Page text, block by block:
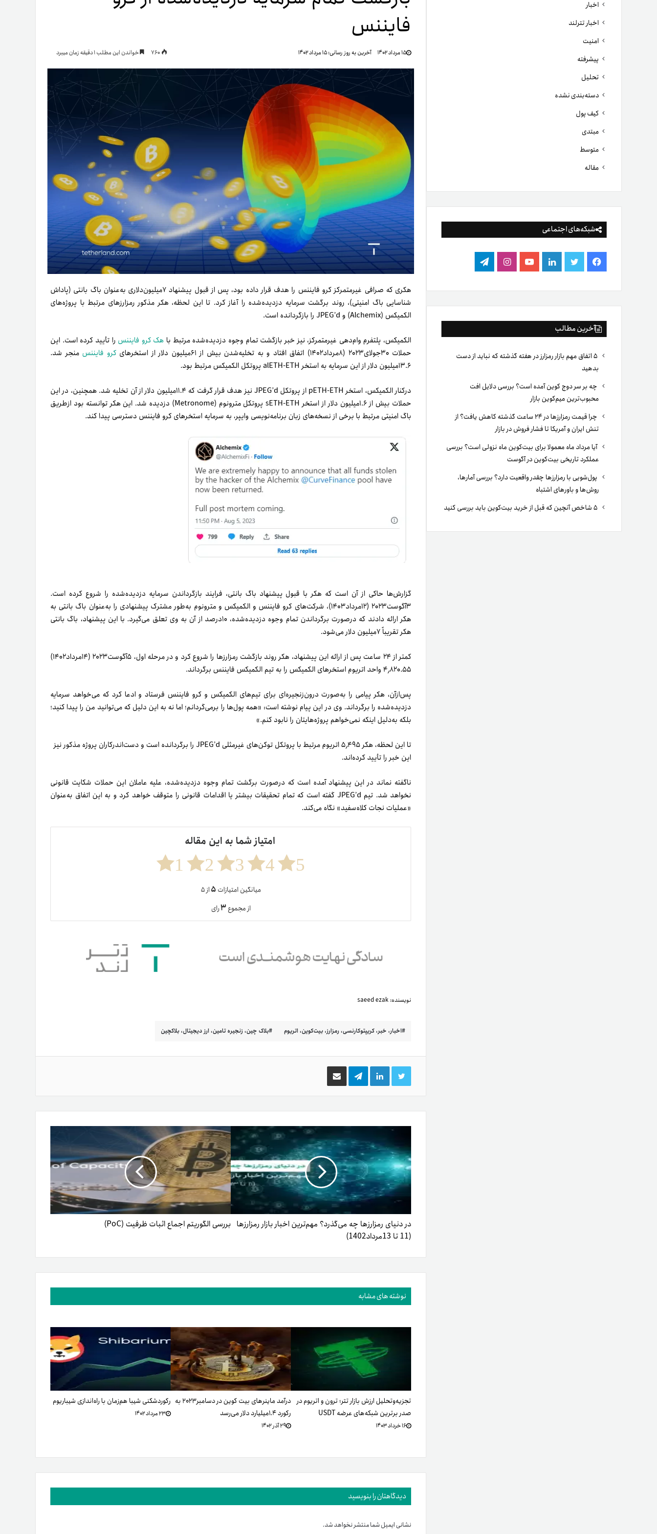
اخبار
اخبار تترلند
امنیت
پیشرفته
تحلیل
دسته‌بندی نشده
کیف پول
مبتدی
متوسط
مقاله
شبکه‌های اجتماعی
فیس
بوک
توییتر لینکدینیوتیوباینستاگرام
تلگرام
آخرین مطالب
۵ اتفاق مهم بازار رمزارز در هفته گذشته که نباید از دست
بدهید
چه بر سر دوج کوین آمده است؟ بررسی دلایل افت
محبوب‌ترین میم‌کوین بازار
چرا قیمت رمزارزها در ۲۴ ساعت گذشته کاهش یافت؟ از
تنش ایران و آمریکا تا فشار فروش در بازار
آیا مرداد ماه معمولا برای بیت‌کوین ماه نزولی است؟ بررسی
عملکرد تاریخی بیت‌کوین در آگوست
پول‌شویی با رمزارزها چقدر واقعیت دارد؟ بررسی آمارها،
روش‌ها و باورهای اشتباه
فایننس
۱۵ مرداد ۱۴۰۲ آخرین به روز رسانی:۱۵ مرداد ۱۴۰۲ خواندن این مطلب 1 دقیقه زمان میبرد
هکری که صرافی غیرمتمرکز کرو فایننس را هدف قرار داده بود، پس از قبول پیشنهاد ۷میلیون‌دلاری به‌عنوان باگ بانتی (پاداش
شناسایی باگ امنیتی)، روند برگشت سرمایه دزدیده‌شده را آغاز کرد. تا این لحظه، هکر مذکور رمزارزهای مرتبط با پروژه‌های
الکمیکس (Alchemix) و JPEG’d را بازگردانده است.
الکمیکس، پلتفرم وام‌دهی غیرمتمرکز، نیز خبر بازگشت تمام وجوه دزدیده‌شده مرتبط با هک کرو فایننس را تأیید کرده است. این
حملات ۳۰‌جولای۲۰۲۳ (۸‌مرداد۱۴۰۲) اتفاق افتاد و به تخلیه‌شدن بیش از ۶۱‌میلیون دلار از استخرهای
کرو فایننس منجر شد.
۱۳.۶میلیون دلار از این سرمایه به استخر alETH-ETH پروتکل الکمیکس مرتبط بود.
درکنار الکمیکس، استخر pETH-ETH از پروتکل JPEG’d نیز هدف قرار گرفت که ۱۱.۴‌میلیون دلار از آن تخلیه شد. همچنین، در این
حملات بیش از ۱.۶‌میلیون دلار از استخر sETH-ETH پروتکل مترونوم (Metronome) دزدیده شد. این هکر توانسته بود از‌طریق
باگ امنیتی مرتبط با برخی از نسخه‌های زبان برنامه‌نویسی وایپر، به سرمایه استخرهای کرو فایننس دسترسی پیدا کند.
گزارش‌ها حاکی از آن است که هکر با قبول پیشنهاد باگ بانتی، فرایند بازگرداندن سرمایه دزدیده‌شده را شروع کرده است.
۳‌آگوست۲۰۲۳ (۱۲‌مرداد۱۴۰۳)، شرکت‌های کرو فایننس و الکمیکس و مترونوم به‌طور مشترک پیشنهادی را به‌عنوان باگ بانتی به
هکر ارائه دادند که در‌صورت برگرداندن تمام وجوه دزدیده‌شده، ۱۰درصد از آن به وی تعلق می‌گیرد. با این پیشنهاد، باگ بانتی
هکر تقریباً ۷‌میلیون دلار می‌شود.
کمتر از ۲۴ ساعت پس از ارائه این پیشنهاد، هکر روند بازگشت رمزارزها را شروع کرد و در مرحله اول، ۵آگوست۲۰۲۳ (۱۴‌مرداد۱۴۰۲)
۴٫۸۲۰.۵۵ واحد اتریوم استخرهای الکمیکس را به تیم الکمیکس فایننس برگرداند.
پس‌از‌آن، هکر پیامی را به‌صورت درون‌زنجیره‌ای برای تیم‌های الکمیکس و کرو فایننس فرستاد و ادعا کرد که می‌خواهد سرمایه
دزدیده‌شده را برگرداند. وی در این پیام نوشته است: «همه پول‌ها را برمی‌گردانم؛ اما نه به این دلیل که می‌توانید من را پیدا کنید؛
بلکه به‌‌دلیل اینکه نمی‌خواهم پروژه‌هایتان را نابود کنم.»
تا این لحظه، هکر ۵٫۴۹۵ اتریوم مرتبط با پروتکل توکن‌های غیرمثلی JPEG’d را برگردانده است و دست‌اندرکاران پروژه مذکور نیز
این خبر را تأیید کرده‌اند.
ناگفته نماند در این پیشنهاد آمده است که در‌صورت برگشت تمام وجوه دزدیده‌شده، علیه عاملان این حملات شکایت قانونی
نخواهد شد. تیم JPEG’d گفته است که تمام تحقیقات بیشتر یا اقدامات قانونی را متوقف خواهد کرد و به این اتفاق به‌عنوان
«عملیات نجات کلاه‌سفید» نگاه می‌کند.
امتیاز شما به این مقاله
5
4
3
2
1
میانگین امتیازات ۵از ۵
از مجموع۳رای
نویسنده: saeed ezak
اخبار، خبر، کریپتوکارنسی، رمزارز، بیت‌کوین، اتریوم بلاک چین، زنجیره تامین، ارز دیجیتال، بلاکچین
توییتر لینکدینتلگرام اشتراک
گذاری
ایمیل
در دنیای رمزارزها چه می‌گذرد؟ مهم‌ترین اخبار بازار رمزارزها
(11 تا 13مرداد1402)
بررسی الگوریتم اجماع اثبات ظرفیت (PoC)
نوشته های مشابه
تجزیه‌وتحلیل ارزش بازار تتر؛ ترون و اتریوم در
صدر برترین شبکه‌های عرضه USDT
۱۶ خرداد ۱۴۰۳
درآمد ماینرهای بیت کوین در دسامبر۲۰۲۳ به
رکورد ۱.۴میلیارد دلار می‌رسد
۲۹ آذر ۱۴۰۲
رکوردشکنی شیبا هم‌زمان با راه‌اندازی شیباریوم
۲۳ مرداد ۱۴۰۲
دیدگاهتان را بنویسید
نشانی ایمیل شما منتشر نخواهد شد.